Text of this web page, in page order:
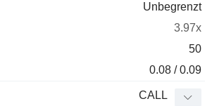
Unbegrenzt
3.97x
50
0.08 / 0.09
CALL